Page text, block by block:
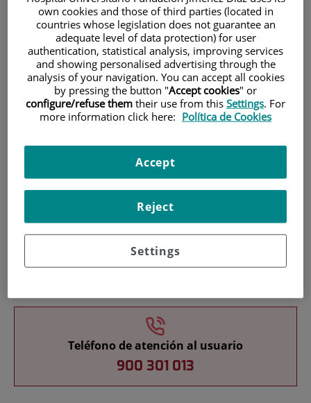
Pacientes y visitantes
Investigación
Docencia
Teléfono de atención al usuario
900 301 013
own cookies and those of third parties (located in
countries whose legislation does not guarantee an
adequate level of data protection) for user
authentication, statistical analysis, improving services
and showing personalised advertising through the
analysis of your navigation. You can accept all cookies
by pressing the button "Accept cookies" or
configure/refuse them their use from this Settings. For
more information click here: Política de Cookies
Settings
Reject
Accept